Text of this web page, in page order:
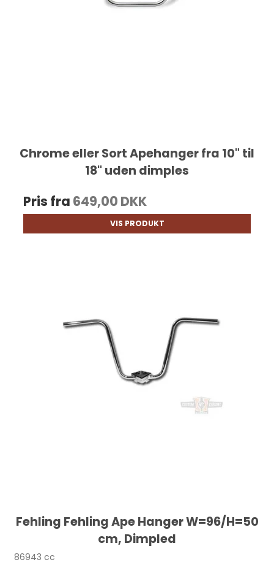
Chrome eller Sort Apehanger fra 10" til
18" uden dimples
Pris fra 649,00 DKK
VIS PRODUKT
Fehling Fehling Ape Hanger W=96/H=50
cm, Dimpled
86943 cc